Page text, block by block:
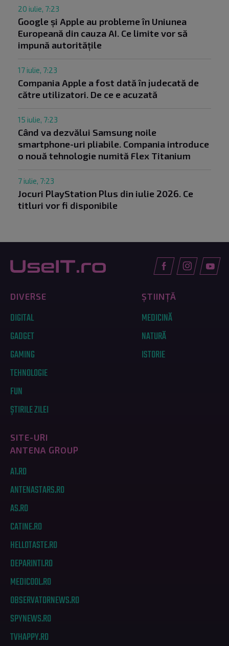
20 iulie, 7:23
Google și Apple au probleme în Uniunea
Europeană din cauza AI. Ce limite vor să
impună autoritățile
17 iulie, 7:23
Compania Apple a fost dată în judecată de
către utilizatori. De ce e acuzată
15 iulie, 7:23
Când va dezvălui Samsung noile
smartphone-uri pliabile. Compania introduce
o nouă tehnologie numită Flex Titanium
7 iulie, 7:23
Jocuri PlayStation Plus din iulie 2026. Ce
titluri vor fi disponibile
DIVERSE
DIGITAL
GADGET
GAMING
TEHNOLOGIE
FUN
ȘTIRILE ZILEI
ȘTIINȚĂ
MEDICINĂ
NATURĂ
ISTORIE
SITE-URI
ANTENA GROUP
A1.RO
ANTENASTARS.RO
AS.RO
CATINE.RO
HELLOTASTE.RO
DEPARINTI.RO
MEDICOOL.RO
OBSERVATORNEWS.RO
SPYNEWS.RO
TVHAPPY.RO